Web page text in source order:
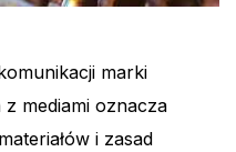
marki
mediami oznacza
i zasad